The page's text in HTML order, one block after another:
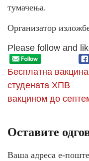
тумачења.
Организатор
Please follow and
Бесплатна
студената ХПВ
вакцином до
Оставите
Ваша адреса е-